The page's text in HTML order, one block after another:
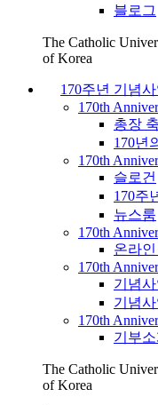
블로그
The Catholic
of Korea
170주년 기념사
170th
총장
170년
170th
슬로건
170주
뉴스룸
170th
온라
170th
기념
기념사
170th
기부소
The Catholic
of Korea